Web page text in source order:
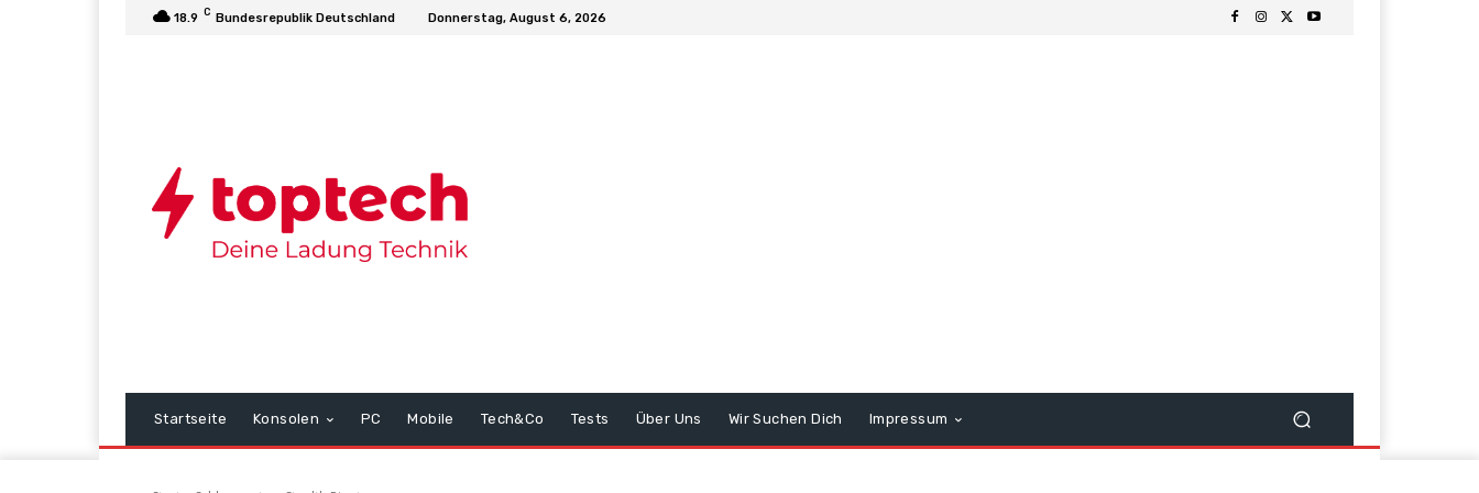
18.9 C Bundesrepublik Deutschland Donnerstag, August 6, 2026
Startseite Konsolen PC Mobile Tech&Co Tests Über Uns Wir Suchen Dich Impressum